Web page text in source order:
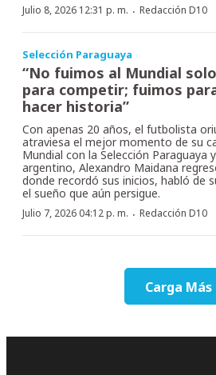
Julio 8, 2026 12:31 p. m. · Redacción D10
Selección Paraguaya
“No fuimos al Mundial solo
para competir; fuimos
hacer historia”
Con apenas 20 años, el futbolista
atraviesa el mejor momento de su
Mundial con la Selección Paraguaya
argentino, Alexandro Maidana
donde recordó sus inicios, habló de
el sueño que aún persigue.
Julio 7, 2026 04:12 p. m. · Redacción D10
Carga Más